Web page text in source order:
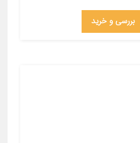
بررسی و خرید